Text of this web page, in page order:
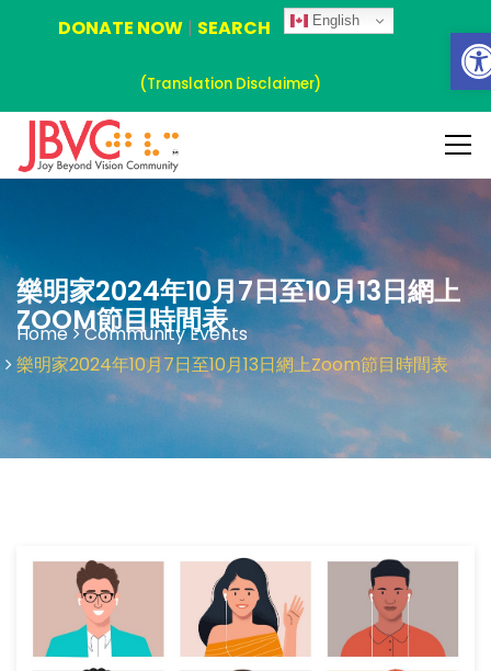
DONATE NOW| SEARCH English
(Translation Disclaimer)
樂明家2024年10月7日至10月13日網上
ZOOM節目時間表
Home
Community Events
樂明家2024年10月7日至10月13日網上Zoom節目時間表